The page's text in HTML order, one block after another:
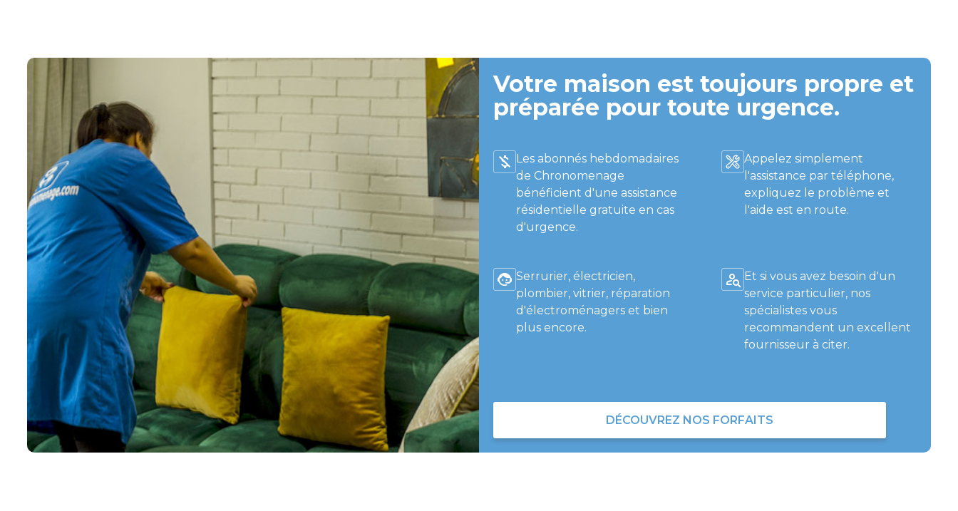
Votre maison est toujours propre et
préparée pour toute urgence.
Les abonnés hebdomadaires
de Chronomenage
bénéficient d'une assistance
résidentielle gratuite en cas
d'urgence.
Appelez simplement
l'assistance par téléphone,
expliquez le problème et
l'aide est en route.
Serrurier, électricien,
plombier, vitrier, réparation
d'électroménagers et bien
plus encore.
Et si vous avez besoin d'un
service particulier, nos
spécialistes vous
recommandent un excellent
fournisseur à citer.
DÉCOUVREZ NOS FORFAITS